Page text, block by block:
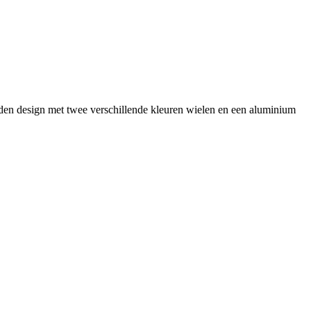
design met twee verschillende kleuren wielen en een aluminium